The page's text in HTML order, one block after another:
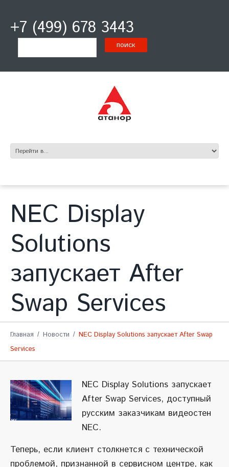
+7 (499) 678 3443
NEC Display
Solutions
запускает After
Swap Services
Главная Новости
NEC Display Solutions запускает After Swap
Services
NEC Display Solutions запускает
After Swap Services, доступный
русским заказчикам видеостен
NEC.
Теперь, если клиент столкнется с технической
проблемой, признанной в сервисном центре, как